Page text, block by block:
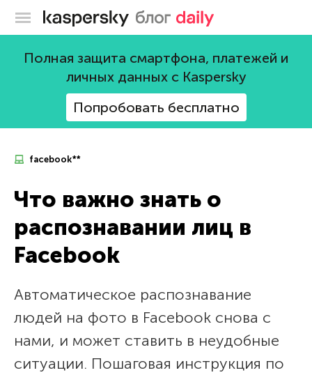
Блог Касперского
Полная защита смартфона, платежей и
личных данных с Kaspersky
Попробовать бесплатно
facebook**
Что важно знать о
распознавании лиц в
Facebook
Автоматическое распознавание
людей на фото в Facebook снова с
нами, и может ставить в неудобные
ситуации. Пошаговая инструкция по